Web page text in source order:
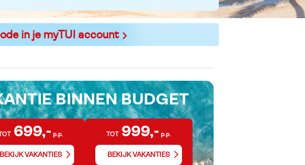
in je myTUI account
BINNEN BUDGET
699,- p.p.
BEKIJK VAKANTIES
TOT 999,- p.p.
BEKIJK VAKANTIES